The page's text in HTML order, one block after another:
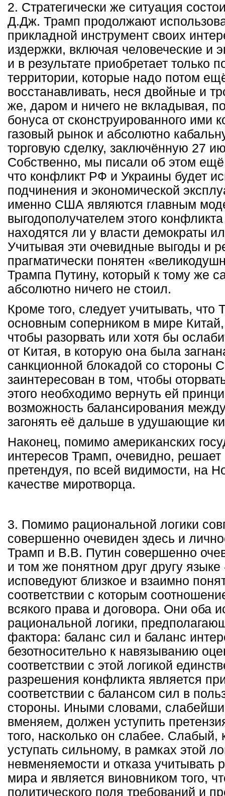
2. Стратегически же ситуация
Д.Дж. Трамп продолжают
прикладной инструмент своих
издержки, включая человеческие и
и в результате приобретает только
территории, которые надо потом
восстанавливать, неся двойные и
же, даром и ничего не вкладывая,
бонуса от сконструированного ими
газовый рынок и абсолютно
торговую сделку, заключённую 27
Собственно, мы писали об этом ещё
что конфликт РФ и Украины будет
подчинения и экономической
именно США являются главным
выгодополучателем этого
находятся ли у власти демократы
Учитывая эти очевидные выгоды и
прагматически понятен
Трампа Путину, который к тому же
абсолютно ничего не стоил.
Кроме того, следует учитывать,
основным соперником в мире
чтобы разорвать или хотя бы
от Китая, в которую она была
санкционной блокадой со
заинтересован в том, чтобы
этого необходимо вернуть ей
возможность балансирования
загонять её дальше в удушающие
Наконец, помимо американских
интересов Трамп, очевидно,
претендуя, по всей видимости, на
качестве миротворца.
3. Помимо рациональной логики
совершенно очевиден здесь и
Трамп и В.В. Путин совершенно
и том же понятном друг другу
исповедуют близкое и взаимно
соответствии с которым
всякого права и договора. Они оба
рациональной логики,
фактора: баланс сил и баланс
безотносительно к навязыванию
соответствии с этой логикой
разрешения конфликта является
соответствии с балансом сил в
стороны. Иными словами,
вменяем, должен уступить
того, насколько он слабее. Слабый,
уступать сильному, в рамках этой
невменяемости и отказа учитывать
мира и является виновником того,
политического поля требований и